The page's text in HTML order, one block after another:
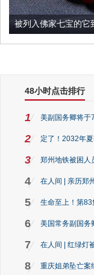
被列入佛家七宝的它
48小时点击排行
1 美副国务卿将于
2 定了！2032年
3 郑州地铁被困人
4 在人间 | 亲历郑
5 生命至上！第
6 美国常务副国务
7 在人间 | 红绿灯
8 重庆姐弟坠亡案